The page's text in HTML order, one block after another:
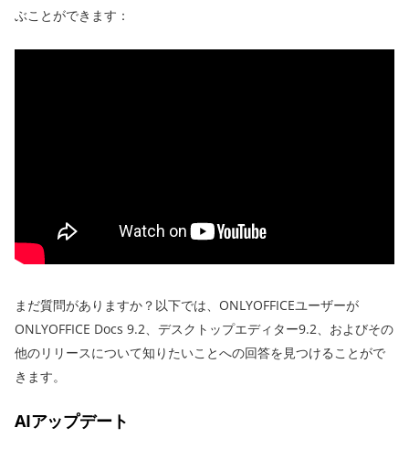
ぶことができます：
まだ質問がありますか？以下では、ONLYOFFICEユーザーが
ONLYOFFICE Docs 9.2、デスクトップエディター9.2、およびその
他のリリースについて知りたいことへの回答を見つけることがで
きます。
AIアップデート